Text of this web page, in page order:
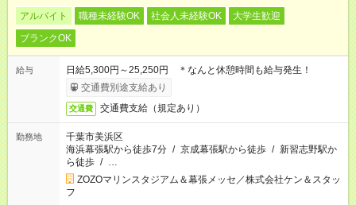
アルバイト 職種未経験OK 社会人未経験OK
大学生歓迎
ブランクOK
給与
日給5,300円～25,250円 ＊なんと休憩時間も給与発生！
交通費別途支給あり
交通費 交通費支給（規定あり）
勤務地
千葉市美浜区
海浜幕張駅から徒歩7分 / 京成幕張駅から徒歩 / 新習志野駅か
ら徒歩 / …
ZOZOマリンスタジアム＆幕張メッセ／株式会社ケン＆スタッ
フ